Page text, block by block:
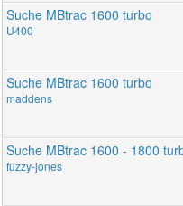
Suche MBtrac 1600 turbo
U400
Suche MBtrac 1600 turbo
maddens
Suche MBtrac 1600 - 1800
fuzzy-jones